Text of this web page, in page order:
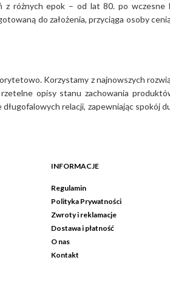
różnych epok – od lat 80. po
do założenia, przyciąga osoby
Korzystamy z najnowszych
opisy stanu zachowania
relacji, zapewniając spokój
INFORMACJE
Regulamin
Polityka Prywatności
Zwroty i reklamacje
Dostawa i płatność
O nas
Kontakt